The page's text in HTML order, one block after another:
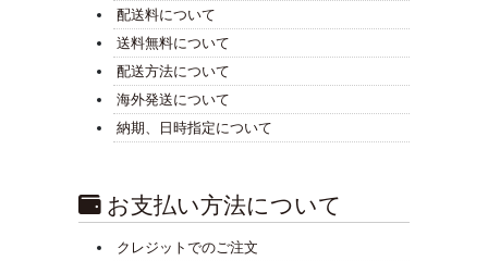
配送料について
送料無料について
配送方法について
海外発送について
納期、日時指定について
お支払い方法について
クレジットでのご注文